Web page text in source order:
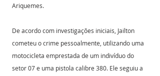
Ariquemes.
De acordo com investigações iniciais, Jailton
cometeu o crime pessoalmente, utilizando uma
motocicleta emprestada de um indivíduo do
setor 07 e uma pistola calibre 380. Ele seguiu a